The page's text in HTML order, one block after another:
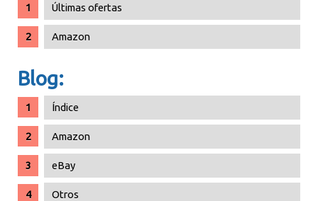
Últimas ofertas
Amazon
Blog:
Índice
Amazon
eBay
Otros